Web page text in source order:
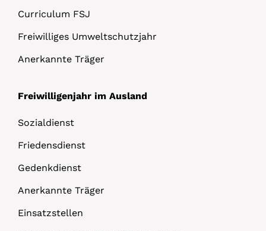
Curriculum FSJ
Freiwilliges Umweltschutzjahr
Anerkannte Träger
Freiwilligenjahr im Ausland
Sozialdienst
Friedensdienst
Gedenkdienst
Anerkannte Träger
Einsatzstellen